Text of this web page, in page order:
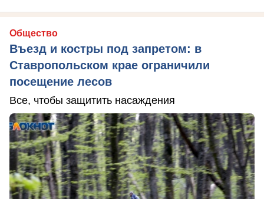
Общество
Въезд и костры под запретом: в
Ставропольском крае ограничили
посещение лесов
Все, чтобы защитить насаждения